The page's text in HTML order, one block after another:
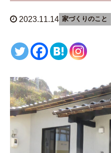
2023.11.14 家づくりのこと